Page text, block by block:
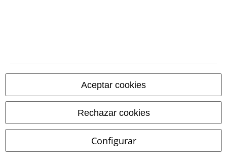
Aceptar cookies
Rechazar cookies
Configurar
Métodos de pago